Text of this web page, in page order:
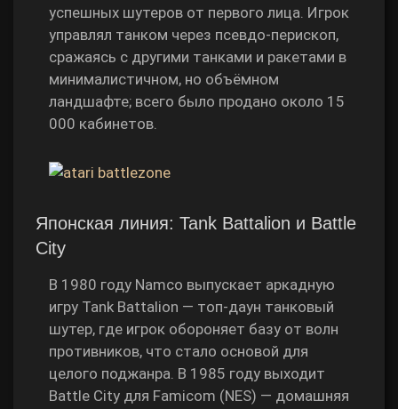
успешных шутеров от первого лица. Игрок
управлял танком через псевдо‑перископ,
сражаясь с другими танками и ракетами в
минималистичном, но объёмном
ландшафте; всего было продано около 15
000 кабинетов.
Японская линия: Tank Battalion и Battle
City
В 1980 году Namco выпускает аркадную
игру Tank Battalion — топ‑даун танковый
шутер, где игрок обороняет базу от волн
противников, что стало основой для
целого поджанра. В 1985 году выходит
Battle City для Famicom (NES) — домашняя